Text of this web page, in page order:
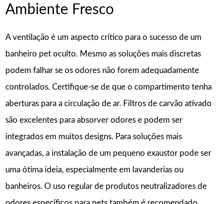
Ambiente Fresco
A ventilação é um aspecto crítico para o sucesso de um
banheiro pet oculto. Mesmo as soluções mais discretas
podem falhar se os odores não forem adequadamente
controlados. Certifique-se de que o compartimento tenha
aberturas para a circulação de ar. Filtros de carvão ativado
são excelentes para absorver odores e podem ser
integrados em muitos designs. Para soluções mais
avançadas, a instalação de um pequeno exaustor pode ser
uma ótima ideia, especialmente em lavanderias ou
banheiros. O uso regular de produtos neutralizadores de